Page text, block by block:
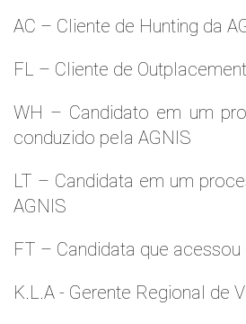
AC – Cliente de Hunting da
FL – Cliente de Outplacement
WH – Candidato em um
conduzido pela AGNIS
LT – Candidata em um
AGNIS
FT – Candidata que acessou
K.L.A - Gerente Regional de